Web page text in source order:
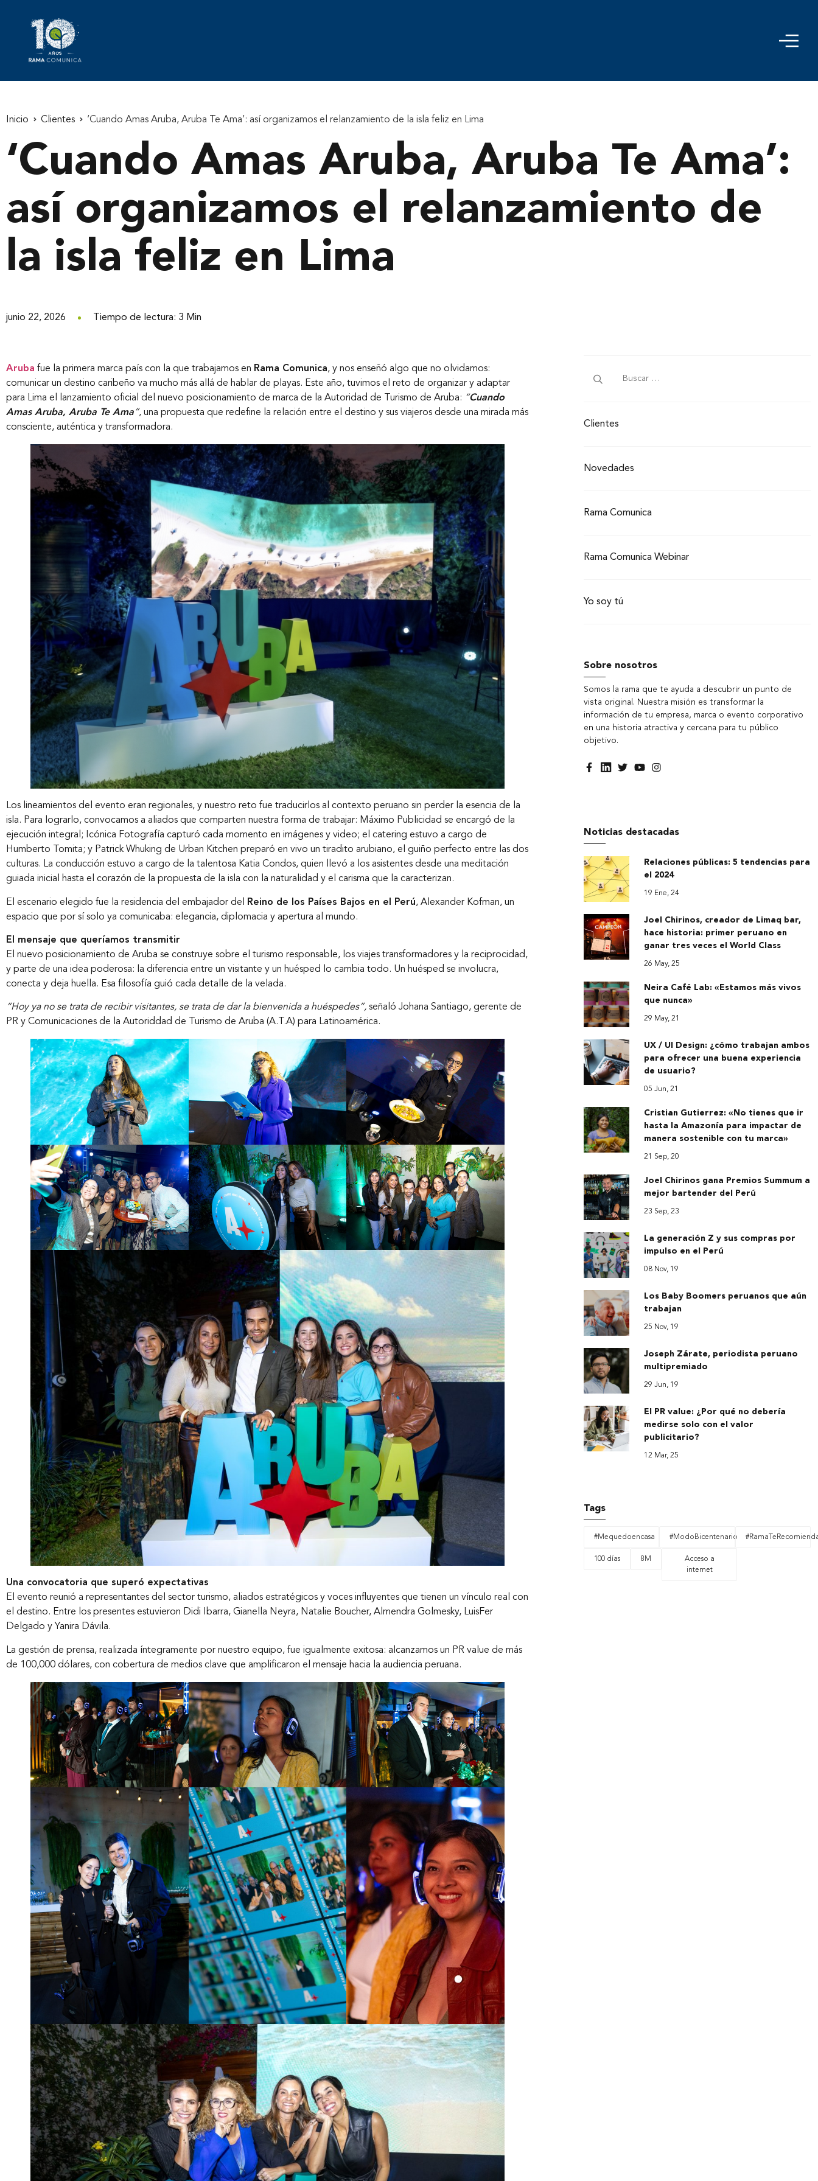
Inicio
Nosotros
Nuestros servicios
Nuestros clientes
Novedades
Contáctanos
Inicio Clientes ‘Cuando Amas Aruba, Aruba Te Ama’: así organizamos el relanzamiento de la isla feliz en Lima
‘Cuando Amas Aruba, Aruba Te Ama’:
así organizamos el relanzamiento de
la isla feliz en Lima
junio 22, 2026 Tiempo de lectura: 3 Min
Aruba fue la primera marca país con la que trabajamos en Rama Comunica, y nos enseñó algo que no olvidamos:
comunicar un destino caribeño va mucho más allá de hablar de playas. Este año, tuvimos el reto de organizar y adaptar
para Lima el lanzamiento oficial del nuevo posicionamiento de marca de la Autoridad de Turismo de Aruba: “Cuando
Amas Aruba, Aruba Te Ama”, una propuesta que redefine la relación entre el destino y sus viajeros desde una mirada más
consciente, auténtica y transformadora.
Los lineamientos del evento eran regionales, y nuestro reto fue traducirlos al contexto peruano sin perder la esencia de la
isla. Para lograrlo, convocamos a aliados que comparten nuestra forma de trabajar: Máximo Publicidad se encargó de la
ejecución integral; Icónica Fotografía capturó cada momento en imágenes y video; el catering estuvo a cargo de
Humberto Tomita; y Patrick Whuking de Urban Kitchen preparó en vivo un tiradito arubiano, el guiño perfecto entre las dos
culturas. La conducción estuvo a cargo de la talentosa Katia Condos, quien llevó a los asistentes desde una meditación
guiada inicial hasta el corazón de la propuesta de la isla con la naturalidad y el carisma que la caracterizan.
El escenario elegido fue la residencia del embajador del Reino de los Países Bajos en el Perú, Alexander Kofman, un
espacio que por sí solo ya comunicaba: elegancia, diplomacia y apertura al mundo.
El mensaje que queríamos transmitir
El nuevo posicionamiento de Aruba se construye sobre el turismo responsable, los viajes transformadores y la reciprocidad,
y parte de una idea poderosa: la diferencia entre un visitante y un huésped lo cambia todo. Un huésped se involucra,
conecta y deja huella. Esa filosofía guió cada detalle de la velada.
“Hoy ya no se trata de recibir visitantes, se trata de dar la bienvenida a huéspedes”, señaló Johana Santiago, gerente de
PR y Comunicaciones de la Autoriddad de Turismo de Aruba (A.T.A) para Latinoamérica.
Una convocatoria que superó expectativas
El evento reunió a representantes del sector turismo, aliados estratégicos y voces influyentes que tienen un vínculo real con
el destino. Entre los presentes estuvieron Didi Ibarra, Gianella Neyra, Natalie Boucher, Almendra Golmesky, LuisFer
Delgado y Yanira Dávila.
La gestión de prensa, realizada íntegramente por nuestro equipo, fue igualmente exitosa: alcanzamos un PR value de más
de 100,000 dólares, con cobertura de medios clave que amplificaron el mensaje hacia la audiencia peruana.
Clientes
Novedades
Rama Comunica
Rama Comunica Webinar
Yo soy tú
Sobre nosotros
Somos la rama que te ayuda a descubrir un punto de
vista original. Nuestra misión es transformar la
información de tu empresa, marca o evento corporativo
en una historia atractiva y cercana para tu público
objetivo.
Noticias destacadas
Relaciones públicas: 5 tendencias para
el 2024
19 Ene, 24
Joel Chirinos, creador de Limaq bar,
hace historia: primer peruano en
ganar tres veces el World Class
26 May, 25
Neira Café Lab: «Estamos más vivos
que nunca»
29 May, 21
UX / UI Design: ¿cómo trabajan ambos
para ofrecer una buena experiencia
de usuario?
05 Jun, 21
Cristian Gutierrez: «No tienes que ir
hasta la Amazonía para impactar de
manera sostenible con tu marca»
21 Sep, 20
Joel Chirinos gana Premios Summum a
mejor bartender del Perú
23 Sep, 23
La generación Z y sus compras por
impulso en el Perú
08 Nov, 19
Los Baby Boomers peruanos que aún
trabajan
25 Nov, 19
Joseph Zárate, periodista peruano
multipremiado
29 Jun, 19
El PR value: ¿Por qué no debería
medirse solo con el valor
publicitario?
12 Mar, 25
Tags
#Mequedoencasa #ModoBicentenario
100 días 8M
Acceso a
internet